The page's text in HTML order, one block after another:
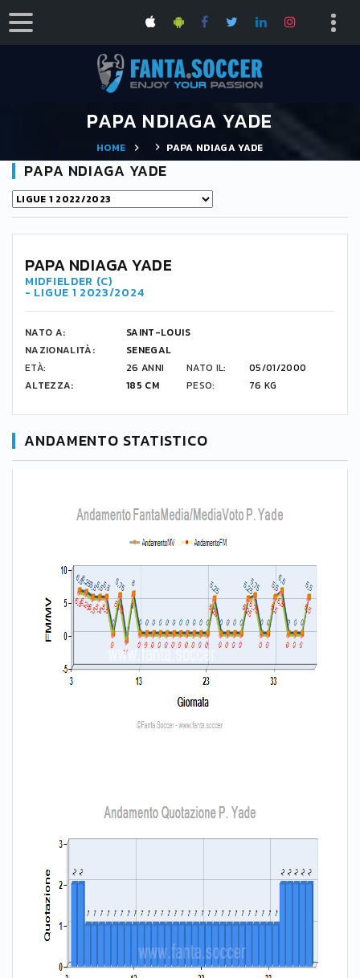
PAPA NDIAGA YADE
HOME PAPA NDIAGA YADE
PAPA NDIAGA YADE
PAPA NDIAGA YADE
MIDFIELDER (C)
- LIGUE 1 2023/2024
NATO A:
SAINT-LOUIS
NAZIONALITÀ:
SENEGAL
ETÀ:
26 ANNI NATO IL:
05/01/2000
ALTEZZA:
185 CM PESO: 76 KG
ANDAMENTO STATISTICO